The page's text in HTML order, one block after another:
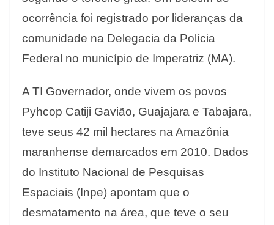
ocorrência foi registrado por lideranças da
comunidade na Delegacia da Polícia
Federal no município de Imperatriz (MA).
A TI Governador, onde vivem os povos
Pyhcop Catiji Gavião, Guajajara e Tabajara,
teve seus 42 mil hectares na Amazônia
maranhense demarcados em 2010. Dados
do Instituto Nacional de Pesquisas
Espaciais (Inpe) apontam que o
desmatamento na área, que teve o seu